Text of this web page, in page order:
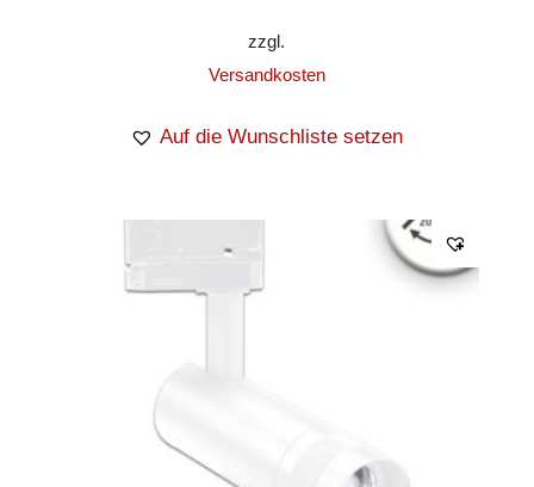
zzgl.
Versandkosten
Auf die Wunschliste setzen